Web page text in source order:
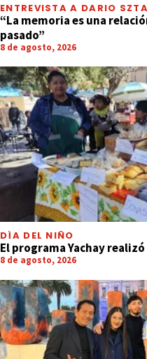
ENTREVISTA A DARIO
“La memoria es una
pasado”
8 de agosto, 2026
DÍA DEL NIÑO
El programa Yachay
8 de agosto, 2026